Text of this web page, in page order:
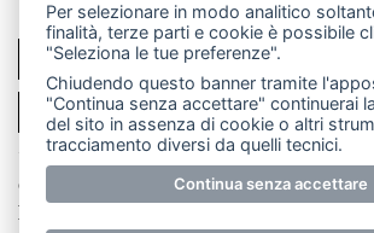
SCRIVICI
PER LA TUA PUBBLICITÀ
© Copyright Merateonline S.r.l. - Tutti
E' proibita la riproduzione e
Per selezionare in modo analitico
finalità, terze parti e cookie è possibile
"Seleziona le tue preferenze".
Chiudendo questo banner tramite
"Continua senza accettare" continuerai
del sito in assenza di cookie o altri
tracciamento diversi da quelli tecnici.
Continua senza accettare